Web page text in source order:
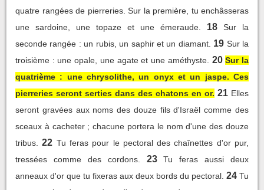
quatre rangées de pierreries. Sur la première, tu enchâsseras
une sardoine, une topaze et une émeraude.
18
Sur la
seconde rangée : un rubis, un saphir et un diamant. 19 Sur la
troisième : une opale, une agate et une améthyste. 20 Sur la
quatrième : une chrysolithe, un onyx et un jaspe. Ces
pierreries seront serties dans des chatons en or. 21 Elles
seront gravées aux noms des douze fils d'Israël comme des
sceaux à cacheter ; chacune portera le nom d'une des douze
tribus.
22 Tu feras pour le pectoral des chaînettes d'or pur,
tressées comme des cordons.
23
Tu feras aussi deux
anneaux d'or que tu fixeras aux deux bords du pectoral. 24 Tu